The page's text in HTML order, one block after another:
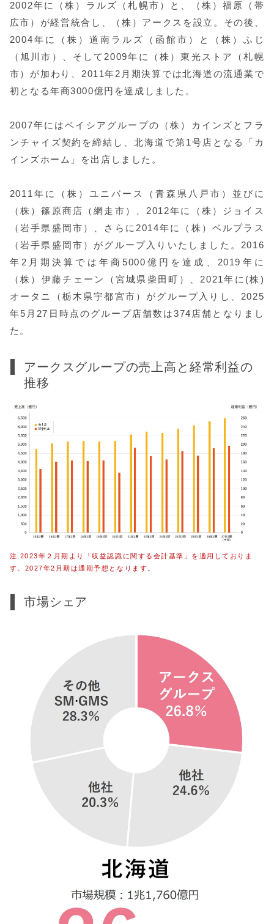
2002年に（株）ラルズ（札幌市）と、（株）福原（帯
広市）が経営統合し、（株）アークスを設立。その後、
2004年に（株）道南ラルズ（函館市）と（株）ふじ
（旭川市）、そして2009年に（株）東光ストア（札幌
市）が加わり、2011年2月期決算では北海道の流通業で
初となる年商3000億円を達成しました。
2007年にはベイシアグループの（株）カインズとフラ
ンチャイズ契約を締結し、北海道で第1号店となる「カ
インズホーム」を出店しました。
2011年に（株）ユニバース（青森県八戸市）並びに
（株）篠原商店（網走市）、2012年に（株）ジョイス
（岩手県盛岡市）、さらに2014年に（株）ベルプラス
（岩手県盛岡市）がグループ入りいたしました。2016
年2月期決算では年商5000億円を達成、2019年に
（株）伊藤チェーン（宮城県柴田町）、2021年に(株)
オータニ（栃木県宇都宮市）がグループ入りし、2025
年5月27日時点のグループ店舗数は374店舗となりまし
た。
アークスグループの売上高と経常利益の
推移
注.2023年２月期より「収益認識に関する会計基準」を適用しておりま
す。2027年2月期は通期予想となります。
市場シェア